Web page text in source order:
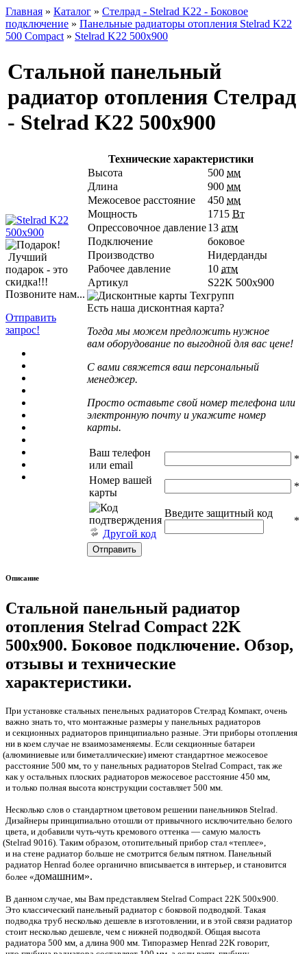
Главная » Каталог » Стелрад - Stelrad K22 - Боковое
подключение » Панельные радиаторы отопления Stelrad K22
500 Compact » Stelrad K22 500х900
Стальной панельный
радиатор отопления Стелрад
- Stelrad K22 500х900
Лучший
подарок - это
скидка!!!
Позвоните нам...
Отправить
запрос!
Технические характеристики
Высота
500 мм
Длина
900 мм
Межосевое расстояние
450 мм
Мощность
1715 Вт
Опрессовочное давление13 атм
Подключение
боковое
Производство
Нидерданды
Рабочее давление
10 атм
Артикул
S22K 500х900
Есть наша дисконтная карта?
Тогда мы можем предложить нужное
вам оборудование по выгодной для вас цене!
С вами свяжется ваш персональный
менеджер.
Просто оставьте свой номер телефона или
электронную почту и укажите номер
карты.
Ваш телефон
или email
*
Номер вашей
карты
*
Другой код
Введите защитный код
*
Описание
Стальной панельный радиатор
отопления Stelrad Compact 22K
500х900. Боковое подключение. Обзор,
отзывы и технические
характеристики.
При установке стальных пенельных радиаторов Стелрад Компакт, очень
важно знать то, что монтажные размеры у панельных радиаторов
и секционных радиаторов принципиально разные. Эти приборы отопления
ни в коем случае не взаимозаменяемы. Если секционные батареи
(алюминиевые или биметаллические) имеют стандартное межосевое
расстояние 500 мм, то у панельных радиаторов Stelrad Compact, так же
как у остальных плоских радиаторов межосевое расстояние 450 мм,
и только полная высота конструкции составляет 500 мм.
Несколько слов о стандартном цветовом решении панельников Stelrad.
Дизайнеры принципиально отошли от привычного исключительно белого
цвета, и добавили чуть-чуть кремового оттенка — самую малость
(Stelrad 9016). Таким образом, отопительный прибор стал «теплее»,
и на стене радиатор больше не смотрится белым пятном. Панельный
радиатор Henrad более органично вписывается в интерьер, и становится
более «домашним».
В данном случае, мы Вам представляем Stelrad Compact 22K 500х900.
Это классический панельный радиатор с боковой подводкой. Такая
подводка труб несколько дешевле в изготовлении, и в этой связи радиатор
стоит несколько дешевле, чем с нижней подводкой. Общая высота
радиатора 500 мм, а длина 900 мм. Типоразмер Henrad 22K говорит,